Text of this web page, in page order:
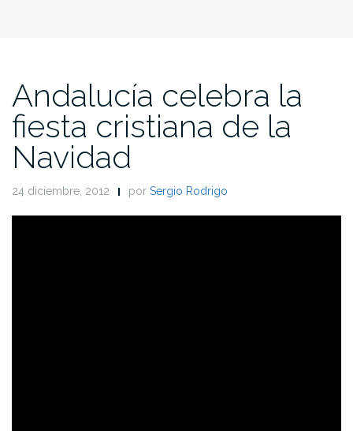
Andalucía celebra la
fiesta cristiana de la
Navidad
24 diciembre, 2012 por Sergio Rodrigo